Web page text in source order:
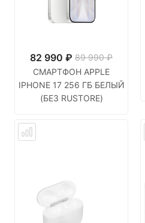
82 990 ₽ 89 990 ₽
СМАРТФОН APPLE
IPHONE 17 256 ГБ БЕЛЫЙ
(БЕЗ RUSTORE)